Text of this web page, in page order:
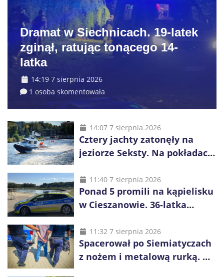
Dramat w Siechnicach. 19-latek
zginął, ratując tonącego 14-
latka
14:19 7 sierpnia 2026
1 osoba skomentowała
14:07 7 sierpnia 2026
Cztery jachty zatonęły na
jeziorze Seksty. Na pokładach
małoletnich
11:40 7 sierpnia 2026
Ponad 5 promili na kąpielisku
w Cieszanowie. 36-latka
z wody
11:32 7 sierpnia 2026
Spacerował po Siemiatyczach
z nożem i metalową rurką. W